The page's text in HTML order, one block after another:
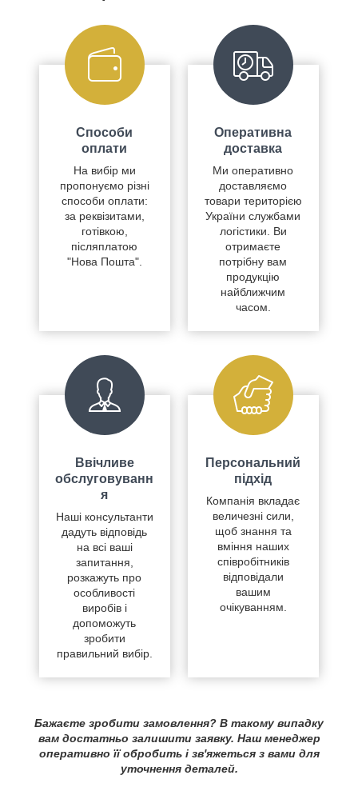
Способи
оплати
На вибір ми
пропонуємо різні
способи оплати:
за реквізитами,
готівкою,
післяплатою
"Нова Пошта".
Оперативна
доставка
Ми оперативно
доставляємо
товари територією
України службами
логістики. Ви
отримаєте
потрібну вам
продукцію
найближчим
часом.
Ввічливе
обслуговуванн
я
Наші консультанти
дадуть відповідь
на всі ваші
запитання,
розкажуть про
особливості
виробів і
допоможуть
зробити
правильний вибір.
Персональний
підхід
Компанія вкладає
величезні сили,
щоб знання та
вміння наших
співробітників
відповідали
вашим
очікуванням.
Бажаєте зробити замовлення? В такому випадку
вам достатньо залишити заявку. Наш менеджер
оперативно її обробить і зв'яжеться з вами для
уточнення деталей.